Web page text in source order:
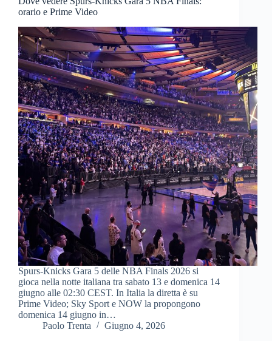
orario e Prime Video
Spurs-Knicks Gara 5 delle NBA Finals 2026 si
gioca nella notte italiana tra sabato 13 e domenica 14
giugno alle 02:30 CEST. In Italia la diretta è su
Prime Video; Sky Sport e NOW la propongono
domenica 14 giugno in…
Paolo Trenta
Giugno 4, 2026